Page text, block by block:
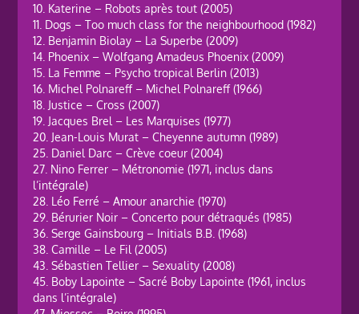
10. Katerine – Robots après tout (2005)
11. Dogs – Too much class for the neighbourhood (1982)
12. Benjamin Biolay – La Superbe (2009)
14. Phoenix – Wolfgang Amadeus Phoenix (2009)
15. La Femme – Psycho tropical Berlin (2013)
16. Michel Polnareff – Michel Polnareff (1966)
18. Justice – Cross (2007)
19. Jacques Brel – Les Marquises (1977)
20. Jean-Louis Murat – Cheyenne autumn (1989)
25. Daniel Darc – Crève coeur (2004)
27. Nino Ferrer – Métronomie (1971, inclus dans
l’intégrale)
28. Léo Ferré – Amour anarchie (1970)
29. Bérurier Noir – Concerto pour détraqués (1985)
36. Serge Gainsbourg – Initials B.B. (1968)
38. Camille – Le Fil (2005)
43. Sébastien Tellier – Sexuality (2008)
45. Boby Lapointe – Sacré Boby Lapointe (1961, inclus
dans l’intégrale)